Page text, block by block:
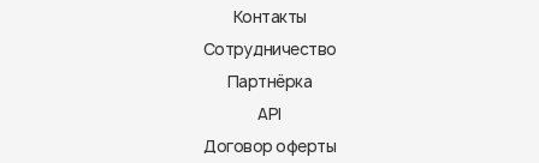
Контакты
Сотрудничество
Партнёрка
API
Договор оферты